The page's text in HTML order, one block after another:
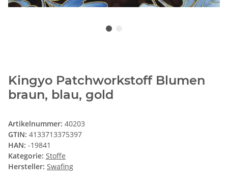
Kingyo Patchworkstoff Blumen
braun, blau, gold
Artikelnummer: 40203
GTIN: 4133713375397
HAN: -19841
Kategorie: Stoffe
Hersteller: Swafing